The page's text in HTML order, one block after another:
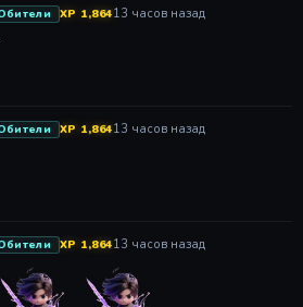
XP 1,86413 часов назад
XP 1,86413 часов назад
XP 1,86413 часов назад